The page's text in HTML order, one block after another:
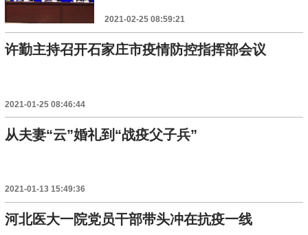
2021-02-25 08:59:21
许勤主持召开石家庄市疫情防控指挥部会议
2021-01-25 08:46:44
从夫妻“云”婚礼到“战疫父子兵”
2021-01-13 15:49:36
河北医大一院党员干部带头冲在抗疫一线